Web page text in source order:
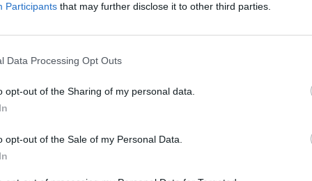
Participants that may further disclose it to other third parties.
Data Processing Opt Outs
opt-out of the Sharing of my personal data.
opt-out of the Sale of my Personal Data.
νέα αύξηση
Λαγκάρντ: Οι τέσσερις όροι για
«μηχανισμό προστασίας